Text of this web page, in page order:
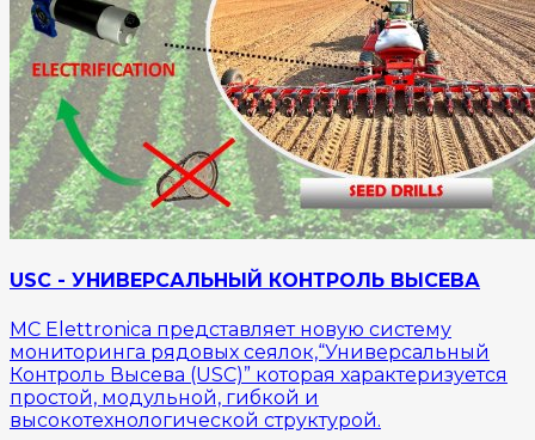
USC - УНИВЕРСАЛЬНЫЙ КОНТРОЛЬ ВЫСЕВА
MC Elettronica представляет новую систему
мониторинга рядовых сеялок,“Универсальный
Контроль Высева (USC)” которая характеризуется
простой, модульной, гибкой и
высокотехнологической структурой.